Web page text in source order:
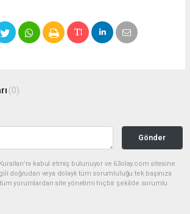
(0)
Gönder
kabul etmiş bulunuyor ve 63olay.com sitesine
doğrudan veya dolaylı tüm sorumluluğu tek başınıza
tüm yorumlardan site yönetimi hiçbir şekilde sorumlu